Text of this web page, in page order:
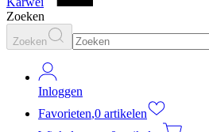
Zoeken
Zoeken
Inloggen
Favorieten,0 artikelen